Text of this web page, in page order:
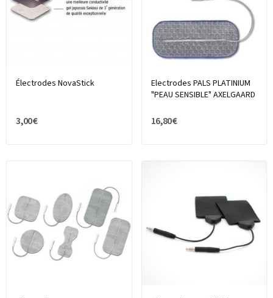
Électrodes NovaStick
3,00 €
Electrodes PALS PLATINIUM
"PEAU SENSIBLE" AXELGAARD
16,80 €